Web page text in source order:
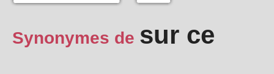
Synonymes de sur ce